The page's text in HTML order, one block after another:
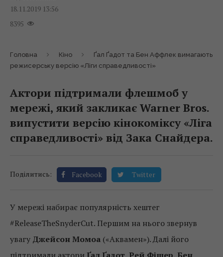
18.11.2019 13:56
8395
Головна Кіно
Ґал Ґадот та Бен Аффлек вимагають
режисерську версію «Ліги справедливості»
Актори підтримали флешмоб у
мережі, який закликає Warner Bros.
випустити версію кінокоміксу «Ліга
справедливості» від Зака Снайдера.
Поділитись: Facebook Twitter
У мережі набирає популярність хештег
#ReleaseTheSnyderCut. Першим на нього звернув
увагу Джейсон Момоа («Аквамен»). Далі його
підтримали актори Ґал Ґадот, Рей Фішер, Бен